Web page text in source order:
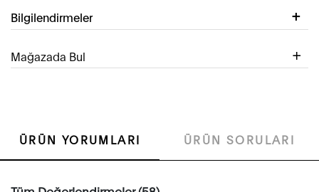
Bilgilendirmeler
Mağazada Bul
ÜRÜN YORUMLARI ÜRÜN SORULARI